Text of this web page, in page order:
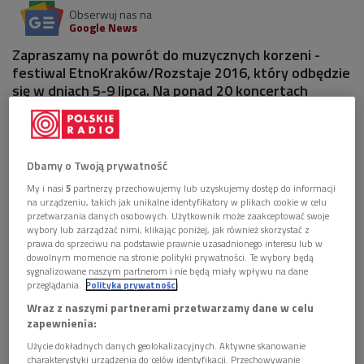
Obserwuj nas na
Google News
Zapraszamy na powrót do muzycznych korzeni -
festiwal EtnoKraków/Rozstaje 2016, który odbędzie
się w dniach 5-9 lipca. Na ponad 20 koncertach
usłyszymy artystów reprezentujących Europę, Azję,
Afrykę subsaharyjską i Amerykę Północną.
Dbamy o Twoją prywatność
My i nasi5 partnerzy przechowujemy lub uzyskujemy dostęp do informacji
na urządzeniu, takich jak unikalne identyfikatory w plikach cookie w celu
przetwarzania danych osobowych. Użytkownik może zaakceptować swoje
wybory lub zarządzać nimi, klikając poniżej, jak również skorzystać z
prawa do sprzeciwu na podstawie prawnie uzasadnionego interesu lub w
dowolnym momencie na stronie polityki prywatności. Te wybory będą
sygnalizowane naszym partnerom i nie będą miały wpływu na dane
przeglądania. Polityka prywatności
Wraz z naszymi partnerami przetwarzamy dane w celu
zapewnienia:
Użycie dokładnych danych geolokalizacyjnych. Aktywne skanowanie
charakterystyki urządzenia do celów identyfikacji. Przechowywanie